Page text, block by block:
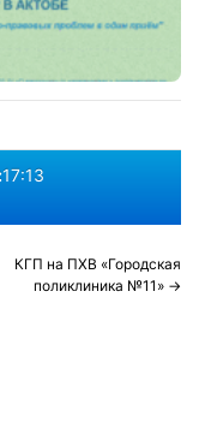
17:13
КГП на ПХВ «Городская
поликлиника №11»